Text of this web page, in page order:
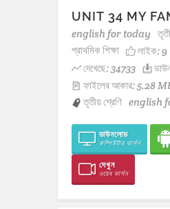
UNIT 34 MY
english for today
প্রাথমিক শিক্ষা
লাইক:9
দেখেছে: 34733
ফাইলের আকার: 5.28
তৃতীয় শ্রেণি english
ডাউনলোড
কম্পিউটার ভার্সন
দেখুন
ওয়েব ভার্সন